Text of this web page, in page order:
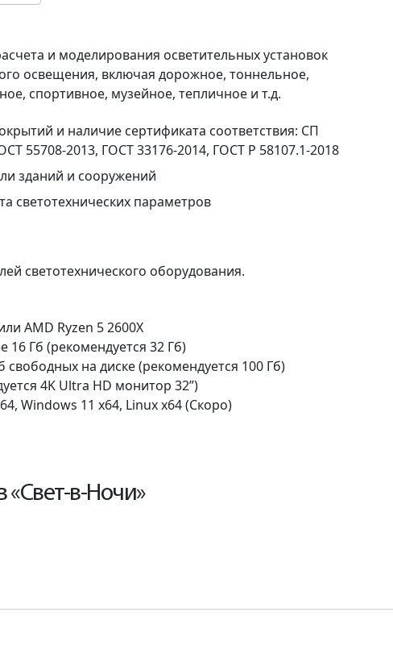
и моделирования осветительных установок
освещения, включая дорожное, тоннельное,
спортивное, музейное, тепличное и т.д.
и наличие сертификата соответствия: СП
55708-2013, ГОСТ 33176-2014, ГОСТ Р 58107.1-2018
зданий и сооружений
светотехнических параметров
светотехнического оборудования.
AMD Ryzen 5 2600X
Гб (рекомендуется 32 Гб)
на диске (рекомендуется 100 Гб)
4K Ultra HD монитор 32”)
Windows 11 x64, Linux x64 (Скоро)
«Свет-в-Ночи»